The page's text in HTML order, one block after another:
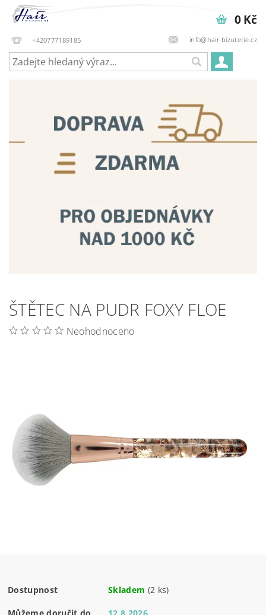
+420777189185 info@hair-bizuterie.cz
0 Kč
ŠTĚTEC NA PUDR FOXY FLOE
Neohodnoceno
Dostupnost Skladem (2 ks)
Můžeme doručit do 12.8.2026